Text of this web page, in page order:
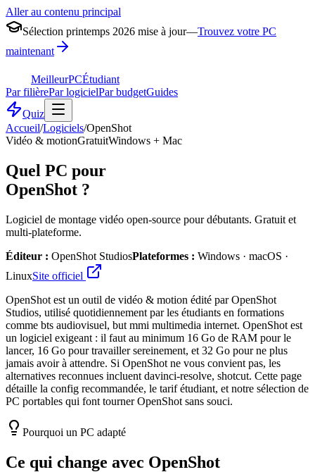
Aller au contenu principal
Sélection printemps 2026 mise à jour—Trouvez votre PC
maintenant
MeilleurPCÉtudiant
Par filièrePar logicielPar budgetGuides
Quiz
Accueil/Logiciels/OpenShot
Vidéo & motionGratuitWindows + Mac
Quel PC pour
OpenShot ?
Logiciel de montage vidéo open-source pour débutants. Gratuit et
multi-plateforme.
Éditeur : OpenShot StudiosPlateformes : Windows · macOS ·
LinuxSite officiel
OpenShot est un outil de vidéo & motion édité par OpenShot
Studios, utilisé quotidiennement par les étudiants en formations
comme bts audiovisuel, but mmi multimedia internet. OpenShot est
un logiciel exigeant : il faut au minimum 16 Go de RAM pour le
lancer, 16 Go pour travailler sereinement, et 32 Go pour ne plus
jamais avoir à attendre. Si OpenShot ne vous convient pas, les
alternatives reconnues incluent davinci-resolve, shotcut. Cette page
détaille la config recommandée, le tarif étudiant, et notre sélection de
PC portables qui font tourner OpenShot sans souci.
Pourquoi un PC adapté
Ce qui change avec OpenShot